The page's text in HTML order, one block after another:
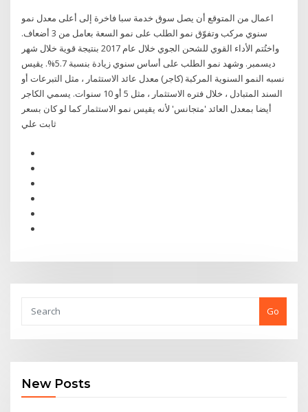
اعمال من المتوقع أن يصل سوق خدمة سبا فاخرة إلى أعلى معدل نمو
سنوي مركب وتفوّق نمو الطلب على نمو السعة بعامل من 3 أضعاف.
واختُتم الأداء القوي للشحن الجوي خلال عام 2017 بنتيجة قوية خلال شهر
ديسمبر. وشهد نمو الطلب على أساس سنوي زيادة بنسبة 5.7%. يقيس
نسبه النمو السنوية المركبة (كاجر) معدل عائد الاستثمار ، مثل التبرعات أو
السند المتبادل ، خلال فتره الاستثمار ، مثل 5 أو 10 سنوات. يسمي الكاجر
أيضا بمعدل العائد 'متجانس' لأنه يقيس نمو الاستثمار كما لو كان بسعر
ثابت علي
Go
New Posts